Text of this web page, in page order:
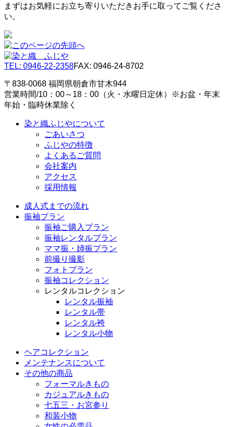
まずはお気軽にお立ち寄りいただきお手に取ってご覧くださ
い。
TEL: 0946-22-2358FAX: 0946-24-8702
〒838-0068 福岡県朝倉市甘木944
営業時間/10：00～18：00（火・水曜日定休）※お盆・年末
年始・臨時休業除く
染と織ふじやについて
ごあいさつ
ふじやの特徴
よくあるご質問
会社案内
アクセス
採用情報
成人式までの流れ
振袖プラン
振袖ご購入プラン
振袖レンタルプラン
ママ振・姉振プラン
前撮り撮影
フォトプラン
振袖コレクション
レンタルコレクション
レンタル振袖
レンタル帯
レンタル袴
レンタル小物
ヘアコレクション
メンテナンスについて
その他の商品
フォーマルきもの
カジュアルきもの
七五三・お宮参り
和装小物